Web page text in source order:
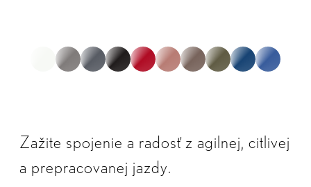
1zo 0
Zažite spojenie a radosť z agilnej, citlivej
a prepracovanej jazdy.